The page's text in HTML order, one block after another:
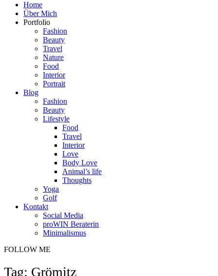
Home
Über Mich
Portfolio
Fashion
Beauty
Travel
Nature
Food
Interior
Portrait
Blog
Fashion
Beauty
Lifestyle
Food
Travel
Interior
Love
Body Love
Animal’s life
Thoughts
Yoga
Golf
Kontakt
Social Media
proWIN Beraterin
Minimalismus
FOLLOW ME
Tag: Grömitz